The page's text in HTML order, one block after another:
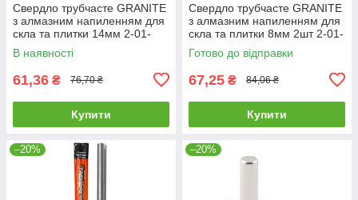
Свердло трубчасте GRANITE
з алмазним напиленням для
скла та плитки 14мм 2-01-
214 |Сверло трубчатое
GRANITE с алмазным
В наявності
61,36 ₴ 76,70 ₴
Купити
Свердло трубчасте GRANITE
з алмазним напиленням для
скла та плитки 8мм 2шт 2-01-
208 |Сверло трубчатое
GRANITE с алмазным
Готово до відправки
67,25 ₴ 84,06 ₴
Купити
–20% –20%